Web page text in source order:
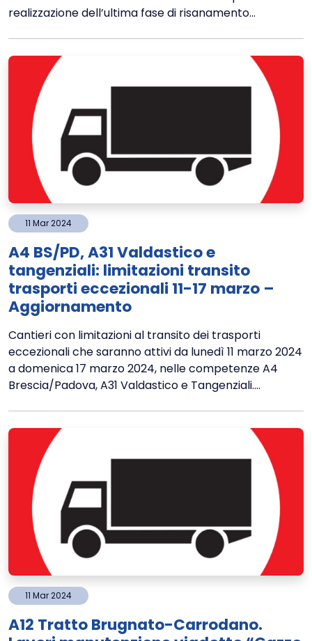
realizzazione dell’ultima fase di risanamento...
11 Mar2024
A4 BS/PD, A31 Valdastico e
tangenziali: limitazioni transito
trasporti eccezionali 11-17 marzo –
Aggiornamento
Cantieri con limitazioni al transito dei trasporti
eccezionali che saranno attivi da lunedì 11 marzo 2024
a domenica 17 marzo 2024, nelle competenze A4
Brescia/Padova, A31 Valdastico e Tangenziali....
11 Mar2024
A12 Tratto Brugnato-Carrodano.